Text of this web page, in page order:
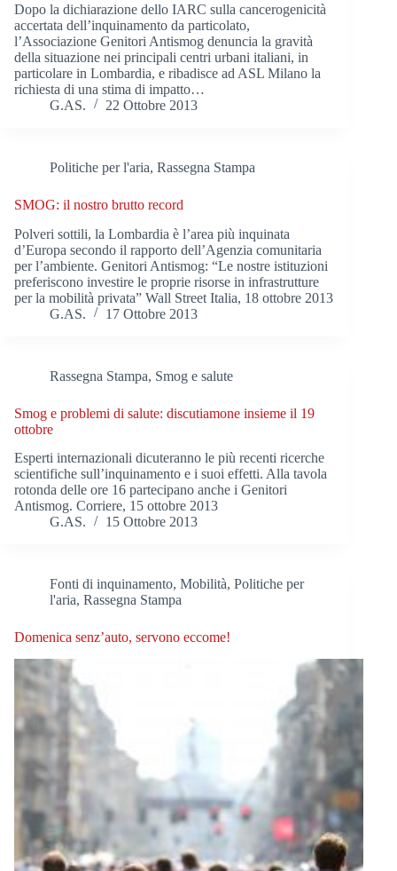
Dopo la dichiarazione dello IARC sulla cancerogenicità
accertata dell’inquinamento da particolato,
l’Associazione Genitori Antismog denuncia la gravità
della situazione nei principali centri urbani italiani, in
particolare in Lombardia, e ribadisce ad ASL Milano la
richiesta di una stima di impatto…
G.AS.
22 Ottobre 2013
Politiche per l'aria, Rassegna Stampa
SMOG: il nostro brutto record
Polveri sottili, la Lombardia è l’area più inquinata
d’Europa secondo il rapporto dell’Agenzia comunitaria
per l’ambiente. Genitori Antismog: “Le nostre istituzioni
preferiscono investire le proprie risorse in infrastrutture
per la mobilità privata” Wall Street Italia, 18 ottobre 2013
G.AS.
17 Ottobre 2013
Rassegna Stampa, Smog e salute
Smog e problemi di salute: discutiamone insieme il 19
ottobre
Esperti internazionali dicuteranno le più recenti ricerche
scientifiche sull’inquinamento e i suoi effetti. Alla tavola
rotonda delle ore 16 partecipano anche i Genitori
Antismog. Corriere, 15 ottobre 2013
G.AS.
15 Ottobre 2013
Fonti di inquinamento, Mobilità, Politiche per
l'aria, Rassegna Stampa
Domenica senz’auto, servono eccome!